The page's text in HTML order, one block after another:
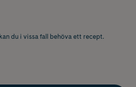
du i vissa fall behöva ett recept.